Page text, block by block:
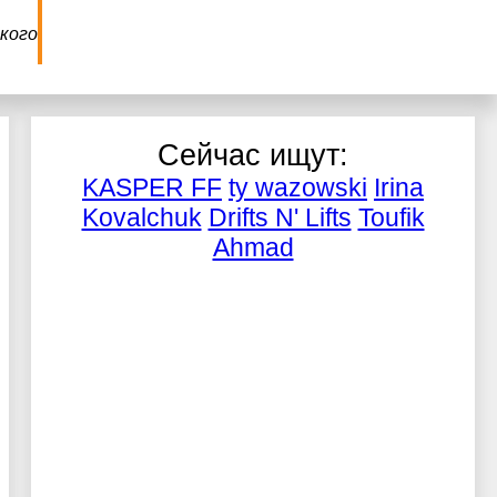
Сейчас ищут:
KASPER FF ty wazowski Irina
Kovalchuk Drifts N' Lifts Toufik
Ahmad